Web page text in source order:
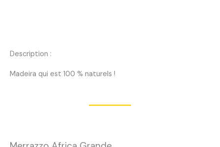
Description :
Madeira qui est 100 % naturels !